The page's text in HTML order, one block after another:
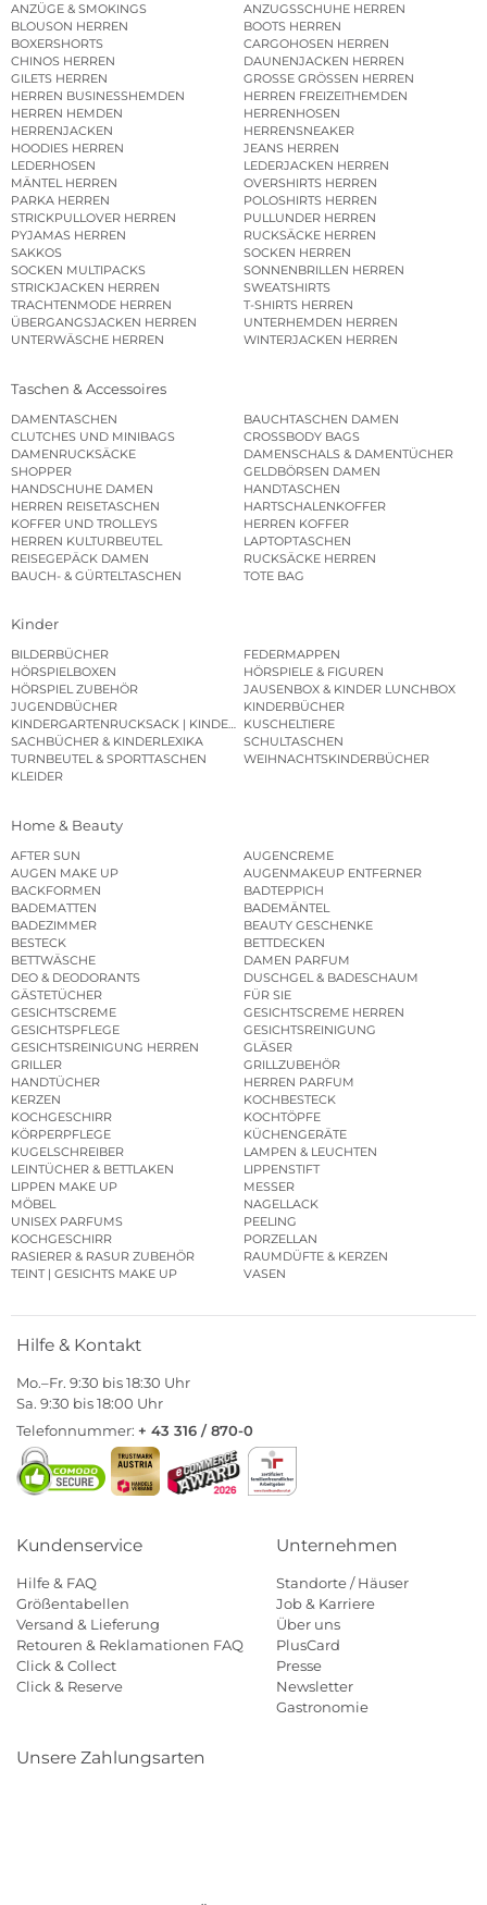
ANZÜGE & SMOKINGS
ANZUGSSCHUHE HERREN
BLOUSON HERREN
BOOTS HERREN
BOXERSHORTS
CARGOHOSEN HERREN
CHINOS HERREN
DAUNENJACKEN HERREN
GILETS HERREN
GROSSE GRÖSSEN HERREN
HERREN BUSINESSHEMDEN
HERREN FREIZEITHEMDEN
HERREN HEMDEN
HERRENHOSEN
HERRENJACKEN
HERRENSNEAKER
HOODIES HERREN
JEANS HERREN
LEDERHOSEN
LEDERJACKEN HERREN
MÄNTEL HERREN
OVERSHIRTS HERREN
PARKA HERREN
POLOSHIRTS HERREN
STRICKPULLOVER HERREN
PULLUNDER HERREN
PYJAMAS HERREN
RUCKSÄCKE HERREN
SAKKOS
SOCKEN HERREN
SOCKEN MULTIPACKS
SONNENBRILLEN HERREN
STRICKJACKEN HERREN
SWEATSHIRTS
TRACHTENMODE HERREN
T-SHIRTS HERREN
ÜBERGANGSJACKEN HERREN
UNTERHEMDEN HERREN
UNTERWÄSCHE HERREN
WINTERJACKEN HERREN
Taschen & Accessoires
DAMENTASCHEN
BAUCHTASCHEN DAMEN
CLUTCHES UND MINIBAGS
CROSSBODY BAGS
DAMENRUCKSÄCKE
DAMENSCHALS & DAMENTÜCHER
SHOPPER
GELDBÖRSEN DAMEN
HANDSCHUHE DAMEN
HANDTASCHEN
HERREN REISETASCHEN
HARTSCHALENKOFFER
KOFFER UND TROLLEYS
HERREN KOFFER
HERREN KULTURBEUTEL
LAPTOPTASCHEN
REISEGEPÄCK DAMEN
RUCKSÄCKE HERREN
BAUCH- & GÜRTELTASCHEN
TOTE BAG
Kinder
BILDERBÜCHER
FEDERMAPPEN
HÖRSPIELBOXEN
HÖRSPIELE & FIGUREN
HÖRSPIEL ZUBEHÖR
JAUSENBOX & KINDER LUNCHBOX
JUGENDBÜCHER
KINDERBÜCHER
KINDERGARTENRUCKSACK | KINDERGARTENBEUTEL
KUSCHELTIERE
SACHBÜCHER & KINDERLEXIKA
SCHULTASCHEN
TURNBEUTEL & SPORTTASCHEN
WEIHNACHTSKINDERBÜCHER
KLEIDER
Home & Beauty
AFTER SUN
AUGENCREME
AUGEN MAKE UP
AUGENMAKEUP ENTFERNER
BACKFORMEN
BADTEPPICH
BADEMATTEN
BADEMÄNTEL
BADEZIMMER
BEAUTY GESCHENKE
BESTECK
BETTDECKEN
BETTWÄSCHE
DAMEN PARFUM
DEO & DEODORANTS
DUSCHGEL & BADESCHAUM
GÄSTETÜCHER
FÜR SIE
GESICHTSCREME
GESICHTSCREME HERREN
GESICHTSPFLEGE
GESICHTSREINIGUNG
GESICHTSREINIGUNG HERREN
GLÄSER
GRILLER
GRILLZUBEHÖR
HANDTÜCHER
HERREN PARFUM
KERZEN
KOCHBESTECK
KOCHGESCHIRR
KOCHTÖPFE
KÖRPERPFLEGE
KÜCHENGERÄTE
KUGELSCHREIBER
LAMPEN & LEUCHTEN
LEINTÜCHER & BETTLAKEN
LIPPENSTIFT
LIPPEN MAKE UP
MESSER
MÖBEL
NAGELLACK
UNISEX PARFUMS
PEELING
KOCHGESCHIRR
PORZELLAN
RASIERER & RASUR ZUBEHÖR
RAUMDÜFTE & KERZEN
TEINT | GESICHTS MAKE UP
VASEN
Hilfe & Kontakt
Mo.–Fr. 9:30 bis 18:30 Uhr
Sa. 9:30 bis 18:00 Uhr
Telefonnummer: + 43 316 / 870-0
Kundenservice
Hilfe & FAQ
Größentabellen
Versand & Lieferung
Retouren & Reklamationen FAQ
Click & Collect
Click & Reserve
Unternehmen
Standorte / Häuser
Job & Karriere
Über uns
PlusCard
Presse
Newsletter
Gastronomie
Unsere Zahlungsarten